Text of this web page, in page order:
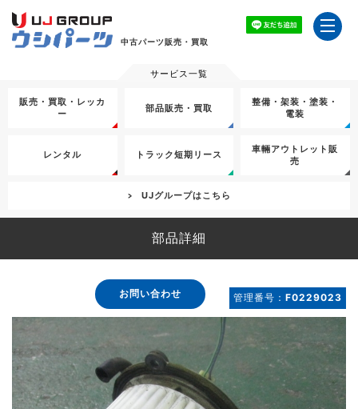
中古パーツ販売・買取
販売・買取・レッカ
ー
部品販売・買取
整備・架装・塗装・
電装
レンタル トラック短期リース
車輛アウトレット販
売
UJグループはこちら
部品詳細
お問い合わせ 管理番号： F0229023